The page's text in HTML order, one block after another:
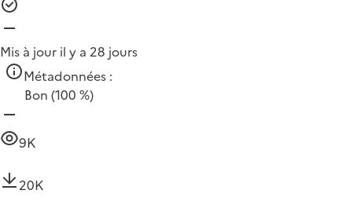
Mis à jour il y a 28 jours
Métadonnées :
Bon (100 %)
9K
20K